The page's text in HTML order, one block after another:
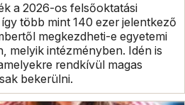
a 2026-os felsőoktatási
több mint 140 ezer jelentkező
megkezdheti-e egyetemi
melyik intézményben. Idén is
rendkívül magas
bekerülni.